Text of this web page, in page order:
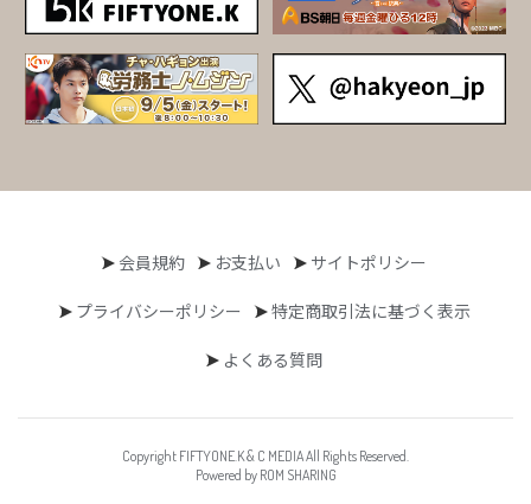
会員規約 お支払い サイトポリシー
プライバシーポリシー 特定商取引法に基づく表示
よくある質問
Copyright FIFTYONE.K & C MEDIA All Rights Reserved.
Powered by ROM SHARING